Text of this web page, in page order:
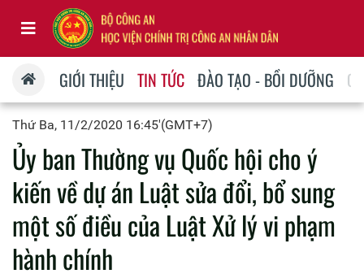
GIỚI THIỆU TIN TỨC ĐÀO TẠO - BỒI DƯỠNG
Thứ Ba, 11/2/2020 16:45'(GMT+7)
Ủy ban Thường vụ Quốc hội cho ý
kiến về dự án Luật sửa đổi, bổ sung
một số điều của Luật Xử lý vi phạm
hành chính